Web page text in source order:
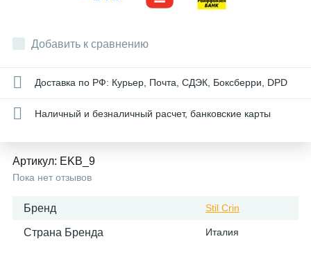
Добавить к сравнению
Доставка по РФ: Курьер, Почта, СДЭК, Боксберри, DPD
Наличный и безналичный расчет, банковские карты
Артикул: EKB_9
Пока нет отзывов
Бренд Stil Crin
Страна Бренда Италия